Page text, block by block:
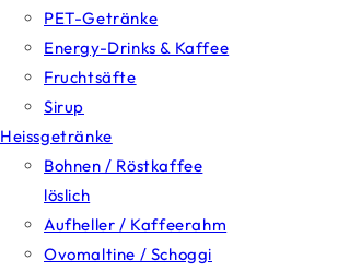
PET-Getränke
Energy-Drinks & Kaffee
Fruchtsäfte
Sirup
Heissgetränke
Bohnen / Röstkaffee
löslich
Aufheller / Kaffeerahm
Ovomaltine / Schoggi